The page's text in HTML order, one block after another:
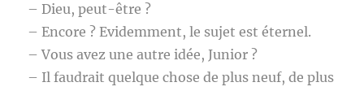
– Dieu, peut-être ?
– Encore ? Evidemment, le sujet est éternel.
– Vous avez une autre idée, Junior ?
– Il faudrait quelque chose de plus neuf, de plus